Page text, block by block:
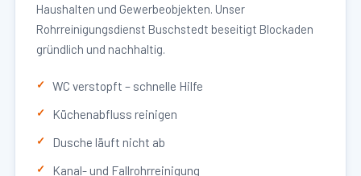
Haushalten und Gewerbeobjekten. Unser
Rohrreinigungsdienst Buschstedt beseitigt Blockaden
gründlich und nachhaltig.
WC verstopft – schnelle Hilfe
Küchenabfluss reinigen
Dusche läuft nicht ab
Kanal- und Fallrohrreinigung